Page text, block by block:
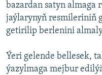
bazardan satyn almaga
jaýlarynyň resmileriniň
getirilip berlenini
Ýeri gelende bellesek,
ýazylmaga mejbur